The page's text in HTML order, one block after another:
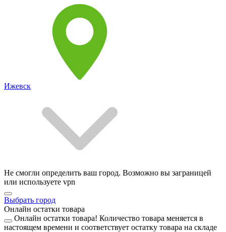
Ижевск
Не смогли определить ваш город. Возможно вы заграницей
или используете vpn
Выбрать город
Онлайн остатки товара
Онлайн остатки товара! Количество товара меняется в
настоящем времени и соответствует остатку товара на складе